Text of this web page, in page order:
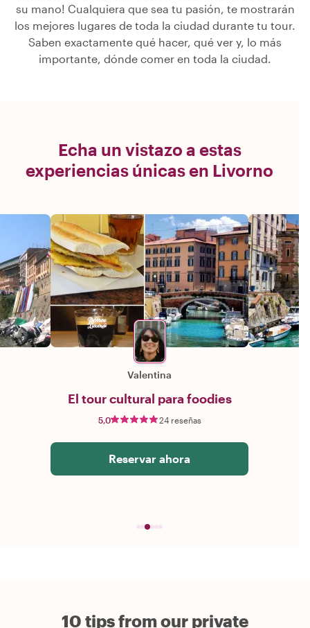
su mano! Cualquiera que sea tu pasión, te mostrarán
los mejores lugares de toda la ciudad durante tu tour.
Saben exactamente qué hacer, qué ver y, lo más
importante, dónde comer en toda la ciudad.
Echa un vistazo a estas
experiencias únicas en Livorno
Valentina
El tour cultural para foodies
5,0 24 reseñas
Reservar ahora
10 tips from our private